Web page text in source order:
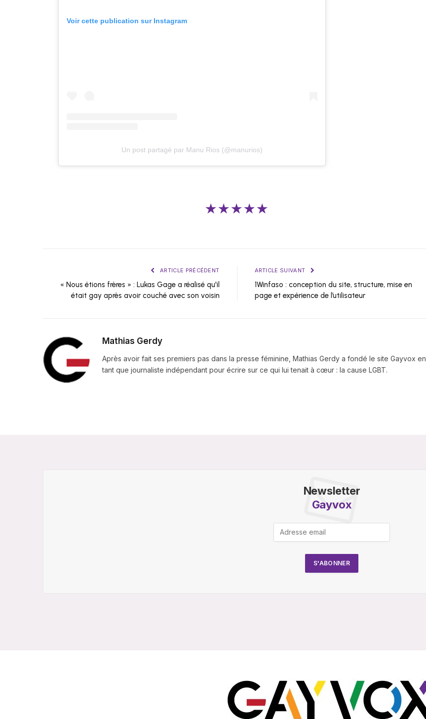
Voir cette publication sur Instagram
Un post partagé par Manu Rios (@manurios)
★★★★★
ARTICLE PRÉCÉDENT
« Nous étions frères » : Lukas Gage a réalisé qu'il
était gay après avoir couché avec son voisin
ARTICLE SUIVANT
1Winfaso : conception du site, structure, mise en
page et expérience de l’utilisateur
Mathias Gerdy
Après avoir fait ses premiers pas dans la presse féminine, Mathias Gerdy a fondé le site Gayvox en
tant que journaliste indépendant pour écrire sur ce qui lui tenait à cœur : la cause LGBT.
Newsletter
Gayvox